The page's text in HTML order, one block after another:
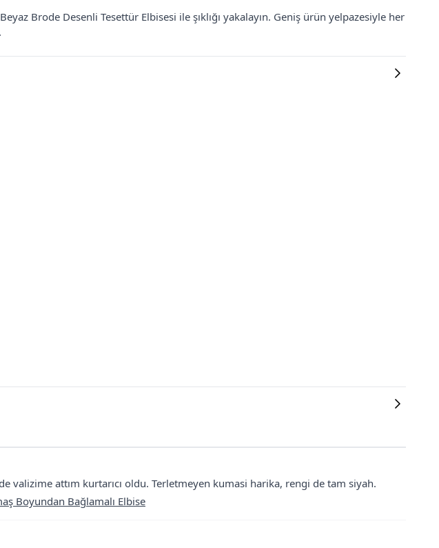
Brode Desenli Tesettür Elbisesi ile şıklığı yakalayın. Geniş ürün yelpazesiyle her
valizime attım kurtarıcı oldu. Terletmeyen kumasi harika, rengi de tam siyah.
Boyundan Bağlamalı Elbise